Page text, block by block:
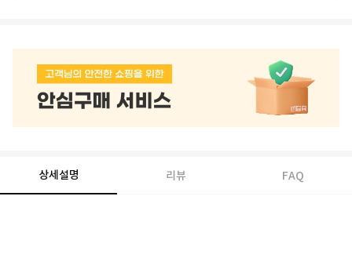
상세설명 리뷰 FAQ